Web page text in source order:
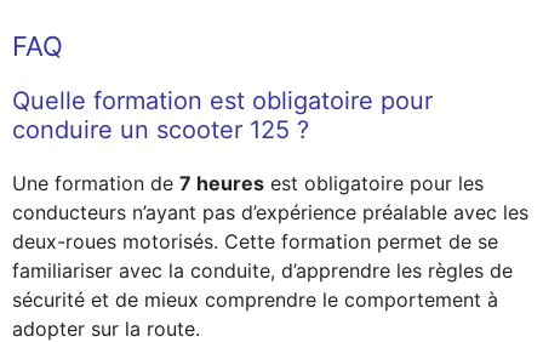
FAQ
Quelle formation est obligatoire pour
conduire un scooter 125 ?
Une formation de 7 heures est obligatoire pour les
conducteurs n’ayant pas d’expérience préalable avec les
deux-roues motorisés. Cette formation permet de se
familiariser avec la conduite, d’apprendre les règles de
sécurité et de mieux comprendre le comportement à
adopter sur la route.